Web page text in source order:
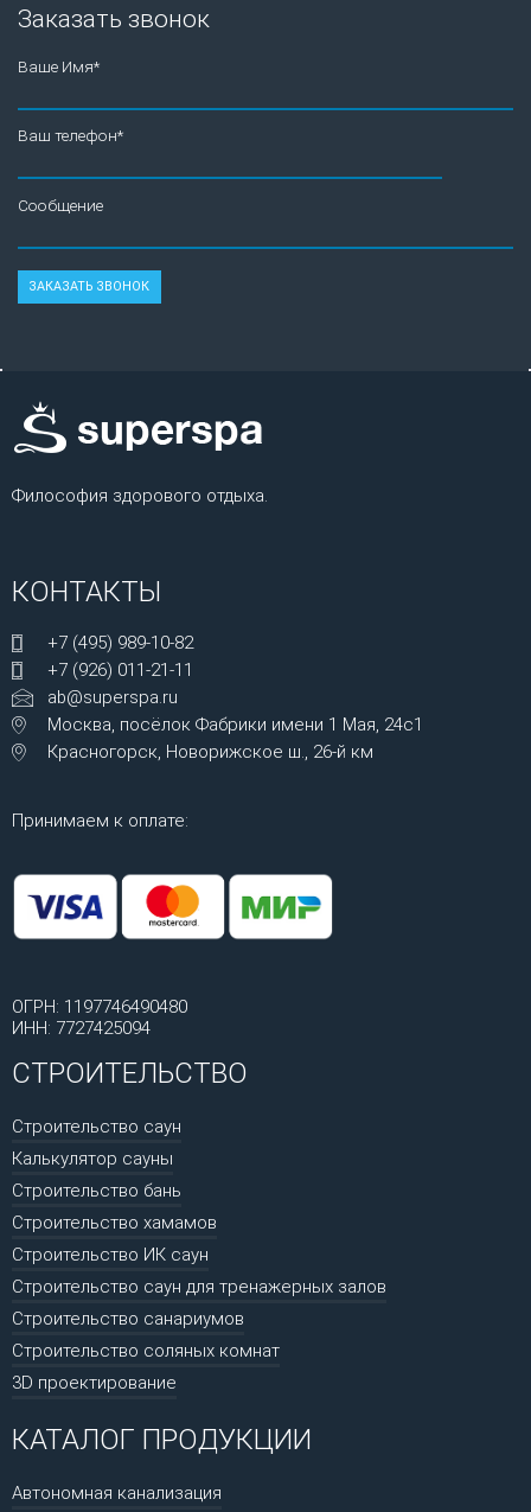
Заказать звонок
Ваше Имя*
Ваш телефон*
Сообщение
Философия здорового отдыха.
КОНТАКТЫ
+7 (495) 989-10-82
+7 (926) 011-21-11
ab@superspa.ru
Москва, посёлок Фабрики имени 1 Мая, 24с1
Красногорск, Новорижское ш., 26-й км
Принимаем к оплате:
ОГРН: 1197746490480
ИНН: 7727425094
СТРОИТЕЛЬСТВО
Строительство саун
Калькулятор сауны
Строительство бань
Строительство хамамов
Строительство ИК саун
Строительство саун для тренажерных залов
Строительство санариумов
Строительство соляных комнат
3D проектирование
КАТАЛОГ ПРОДУКЦИИ
Автономная канализация